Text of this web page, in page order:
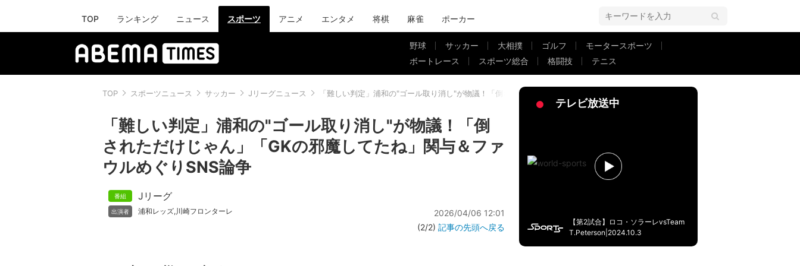
TOP ランキング ニュース スポーツ アニメ エンタメ 将棋 麻雀 ポーカー
野球 サッカー 大相撲 ゴルフ
モータースポーツ
ボートレース
スポーツ総合 格闘技 テニス
TOP スポーツニュース サッカー Jリーグニュース 「難しい判定」浦和の"ゴール取り消し"が物議！「倒されただけじゃん」「GKの邪魔してたね」関与＆ファウルめぐりSNS論争
「難しい判定」浦和の"ゴール取り消し"が物議！「倒
されただけじゃん」「GKの邪魔してたね」関与＆ファ
ウルめぐりSNS論争
Jリーグ
浦和レッズ,川崎フロンターレ
2026/04/06 12:01
(2/2) 記事の先頭へ戻る
テレビ放送中
【第2試合】ロコ・ソラーレvsTeam
T.Peterson|2024.10.3